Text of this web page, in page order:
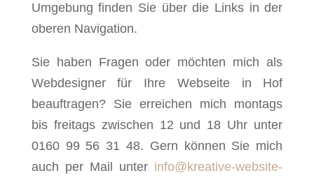
Umgebung finden Sie über die Links in der
oberen Navigation.
Sie haben Fragen oder möchten mich als
Webdesigner für Ihre Webseite in Hof
beauftragen? Sie erreichen mich montags
bis freitags zwischen 12 und 18 Uhr unter
0160 99 56 31 48. Gern können Sie mich
auch per Mail unter info@kreative-website-